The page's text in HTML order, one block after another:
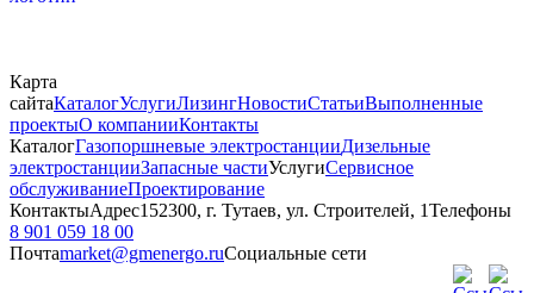
Карта
сайтаКаталогУслугиЛизингНовостиСтатьиВыполненные
проектыО компанииКонтакты
КаталогГазопоршневые электростанцииДизельные
электростанцииЗапасные частиУслугиСервисное
обслуживаниеПроектирование
КонтактыАдрес152300, г. Тутаев, ул. Строителей, 1Телефоны
8 901 059 18 00
Почтаmarket@gmenergo.ruСоциальные сети